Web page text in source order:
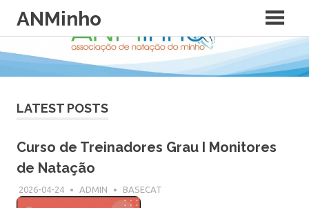
content
ANMinho
LATEST POSTS
Curso de Treinadores Grau I Monitores
de Natação
2026-04-24 ADMIN BASECAT